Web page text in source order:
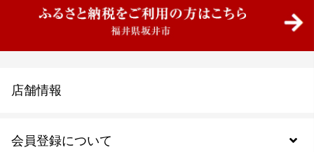
会員登録について
店舗情報